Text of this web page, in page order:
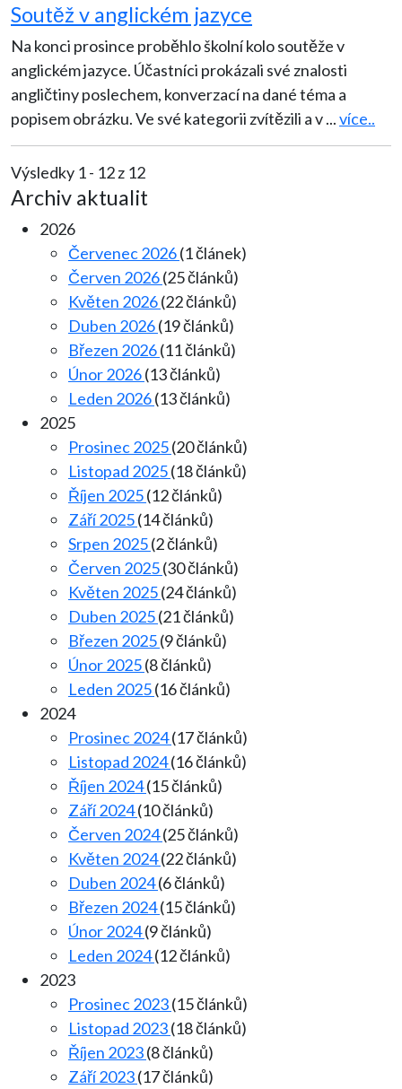
Soutěž v anglickém jazyce
Na konci prosince proběhlo školní kolo soutěže v
anglickém jazyce. Účastníci prokázali své znalosti
angličtiny poslechem, konverzací na dané téma a
popisem obrázku. Ve své kategorii zvítězili a v...více..
Výsledky 1 - 12 z 12
Archiv aktualit
2026
Červenec 2026(1 článek)
Červen 2026(25 článků)
Květen 2026(22 článků)
Duben 2026(19 článků)
Březen 2026(11 článků)
Únor 2026(13 článků)
Leden 2026(13 článků)
2025
Prosinec 2025(20 článků)
Listopad 2025(18 článků)
Říjen 2025(12 článků)
Září 2025(14 článků)
Srpen 2025(2 článků)
Červen 2025(30 článků)
Květen 2025(24 článků)
Duben 2025(21 článků)
Březen 2025(9 článků)
Únor 2025(8 článků)
Leden 2025(16 článků)
2024
Prosinec 2024(17 článků)
Listopad 2024(16 článků)
Říjen 2024(15 článků)
Září 2024(10 článků)
Červen 2024(25 článků)
Květen 2024(22 článků)
Duben 2024(6 článků)
Březen 2024(15 článků)
Únor 2024(9 článků)
Leden 2024(12 článků)
2023
Prosinec 2023(15 článků)
Listopad 2023(18 článků)
Říjen 2023(8 článků)
Září 2023(17 článků)